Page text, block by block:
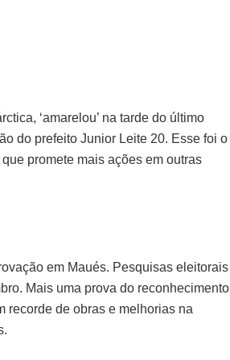
‘amarelou’ na tarde do último
do prefeito Junior Leite 20. Esse foi o
promete mais ações em outras
em Maués. Pesquisas eleitorais
Mais uma prova do reconhecimento
recorde de obras e melhorias na